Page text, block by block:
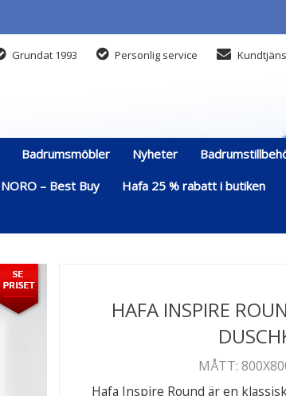
Grundat 1993 Personlig service
Badrumsmöbler Nyheter
NORO – Best Buy Hafa 25 % rabatt i butiken
HAFA INSPIRE
MÅTT:
Hafa Inspire Round är en